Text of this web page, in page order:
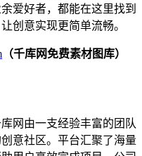
爱好者，都能在这里找到
创意实现更简单流畅。
（千库网免费素材图库）
网由一支经验丰富的团队
意社区。平台汇聚了海量